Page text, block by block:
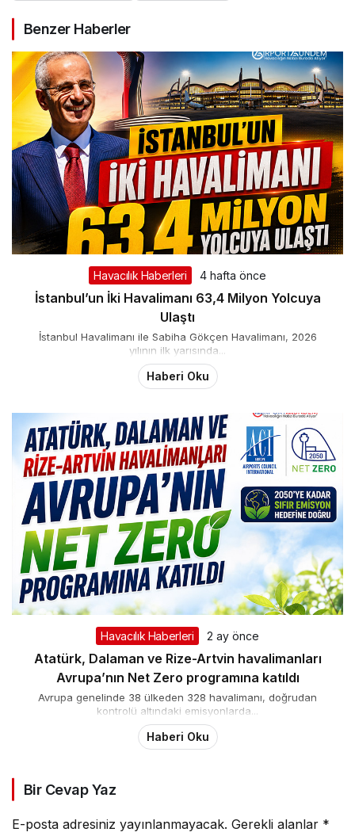
Benzer Haberler
Havacılık Haberleri 4 hafta önce
İstanbul’un İki Havalimanı 63,4 Milyon Yolcuya
Ulaştı
İstanbul Havalimanı ile Sabiha Gökçen Havalimanı, 2026
yılının ilk yarısında...
Haberi Oku
Havacılık Haberleri 2 ay önce
Atatürk, Dalaman ve Rize-Artvin havalimanları
Avrupa’nın Net Zero programına katıldı
Avrupa genelinde 38 ülkeden 328 havalimanı, doğrudan
kontrolü altındaki emisyonlarda...
Haberi Oku
Bir Cevap Yaz
E-posta adresiniz yayınlanmayacak. Gerekli alanlar *